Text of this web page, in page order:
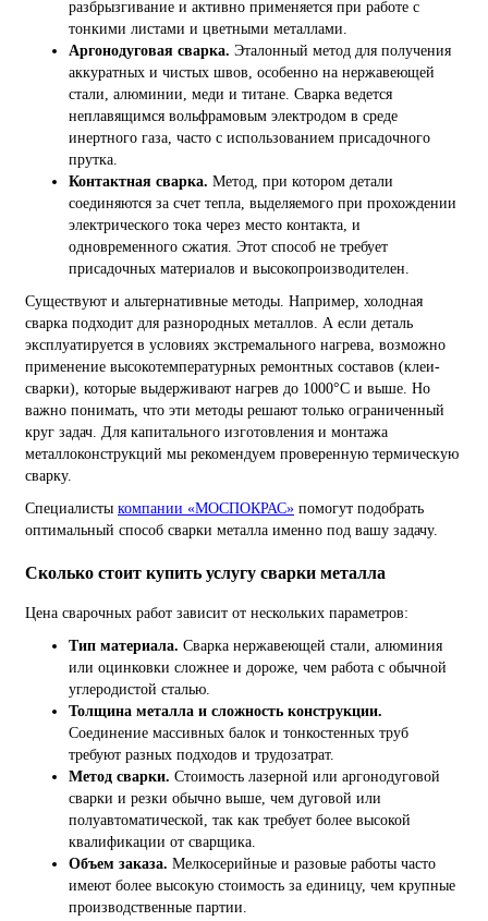
разбрызгивание и активно применяется при работе с
тонкими листами и цветными металлами.
Аргонодуговая сварка. Эталонный метод для получения
аккуратных и чистых швов, особенно на нержавеющей
стали, алюминии, меди и титане. Сварка ведется
неплавящимся вольфрамовым электродом в среде
инертного газа, часто с использованием присадочного
прутка.
Контактная сварка. Метод, при котором детали
соединяются за счет тепла, выделяемого при прохождении
электрического тока через место контакта, и
одновременного сжатия. Этот способ не требует
присадочных материалов и высокопроизводителен.
Существуют и альтернативные методы. Например, холодная
сварка подходит для разнородных металлов. А если деталь
эксплуатируется в условиях экстремального нагрева, возможно
применение высокотемпературных ремонтных составов (клеи-
сварки), которые выдерживают нагрев до 1000°C и выше. Но
важно понимать, что эти методы решают только ограниченный
круг задач. Для капитального изготовления и монтажа
металлоконструкций мы рекомендуем проверенную термическую
сварку.
Специалисты компании «МОСПОКРАС» помогут подобрать
оптимальный способ сварки металла именно под вашу задачу.
Сколько стоит купить услугу сварки металла
Цена сварочных работ зависит от нескольких параметров:
Тип материала. Сварка нержавеющей стали, алюминия
или оцинковки сложнее и дороже, чем работа с обычной
углеродистой сталью.
Толщина металла и сложность конструкции.
Соединение массивных балок и тонкостенных труб
требуют разных подходов и трудозатрат.
Метод сварки. Стоимость лазерной или аргонодуговой
сварки и резки обычно выше, чем дуговой или
полуавтоматической, так как требует более высокой
квалификации от сварщика.
Объем заказа. Мелкосерийные и разовые работы часто
имеют более высокую стоимость за единицу, чем крупные
производственные партии.